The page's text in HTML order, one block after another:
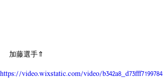
加藤選手⇑
https://video.wixstatic.com/video/b342a8_d73fff7199784